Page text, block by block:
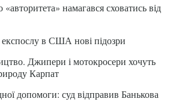
намагався сховатись від
в США нові підозри
Джипери і мотокросери хочуть
Карпат
допомоги: суд відправив Банькова